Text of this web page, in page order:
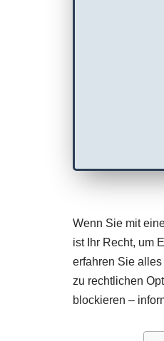
Wenn Sie mit
ist Ihr Recht, um
erfahren Sie
zu rechtlichen
blockieren –